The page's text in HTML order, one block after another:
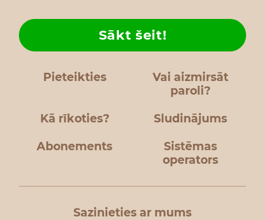
Pieteikties
Vai aizmirsāt
paroli?
Kā rīkoties?
Sākt šeit!
Sludinājums
Abonements
Sistēmas
operators
Sazinieties ar mums